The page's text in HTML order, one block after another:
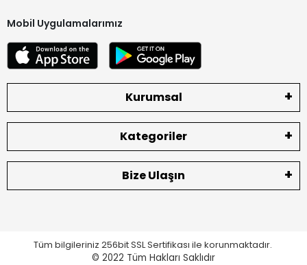
Mobil Uygulamalarımız
Kurumsal
Kategoriler
Bize Ulaşın
Tüm bilgileriniz 256bit SSL Sertifikası ile korunmaktadır.
© 2022 Tüm Hakları Saklıdır